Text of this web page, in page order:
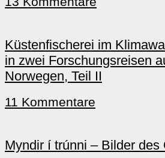
Küstenfischerei im
in zwei Forschungsreisen
Norwegen, Teil II
11 Kommentare
Myndir í trúnni – Bilder des